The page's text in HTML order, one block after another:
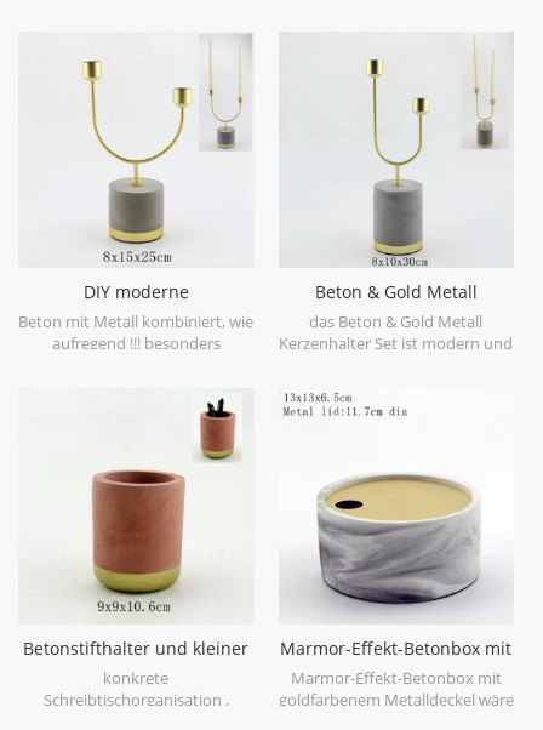
Fuchs Pflanzer oder ein
Hand deboss weiße Linie
DIY moderne
Betonkerzenhalter
Beton mit Metall kombiniert, wie
aufregend !!! besonders
Beton & Gold Metall
Kerzenhalter Set
das Beton & Gold Metall
Kerzenhalter Set ist modern und
satiniertem Messing Metall und
Betonstifthalter und kleiner
Pflanzer
konkrete
Schreibtischorganisation ,
Marmor-Effekt-Betonbox mit
goldfarbenem Metalldeckel
Marmor-Effekt-Betonbox mit
goldfarbenem Metalldeckel wäre